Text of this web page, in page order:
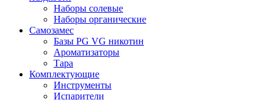
Наборы солевые
Наборы органические
Самозамес
Базы PG VG никотин
Ароматизаторы
Тара
Комплектующие
Инструменты
Испарители